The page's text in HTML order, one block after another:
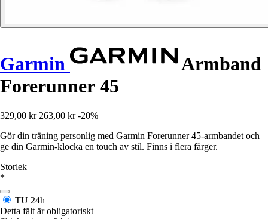
Garmin
Armband
Forerunner 45
329,00 kr 263,00 kr -20%
Gör din träning personlig med Garmin Forerunner 45-armbandet och
ge din Garmin-klocka en touch av stil. Finns i flera färger.
Storlek
*
TU 24h
Detta fält är obligatoriskt